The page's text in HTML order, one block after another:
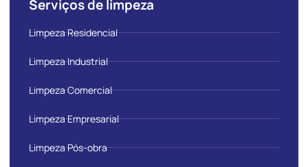
Serviços de limpeza
Limpeza Residencial
Limpeza Industrial
Limpeza Comercial
Limpeza Empresarial
Limpeza Pós-obra